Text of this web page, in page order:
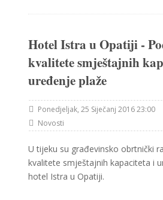
Hotel Istra u Opatiji -
kvalitete smještajnih
uređenje plaže
Ponedjeljak, 25 Siječanj 2016 23:00
Novosti
U tijeku su građevinsko obrtnički
kvalitete smještajnih kapaciteta i
hotel Istra u Opatiji.